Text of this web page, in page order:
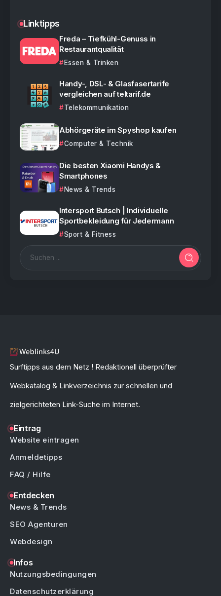
Linktipps
Freda – Tiefkühl-Genuss in
Restaurantqualität
Essen & Trinken
Handy-, DSL- & Glasfasertarife
vergleichen auf teltarif.de
Telekommunikation
Abhörgeräte im Spyshop kaufen
Computer & Technik
Die besten Xiaomi Handys &
Smartphones
News & Trends
Intersport Butsch | Individuelle
Sportbekleidung für Jedermann
Sport & Fitness
Surftipps aus dem Netz ! Redaktionell überprüfter
Webkatalog & Linkverzeichnis zur schnellen und
zielgerichteten Link-Suche im Internet.
Eintrag
Website eintragen
Anmeldetipps
FAQ / Hilfe
Entdecken
News & Trends
SEO Agenturen
Webdesign
Infos
Nutzungsbedingungen
Datenschutzerklärung